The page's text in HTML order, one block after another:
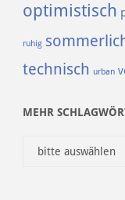
optimistisch
ruhig
technisch urban
MEHR